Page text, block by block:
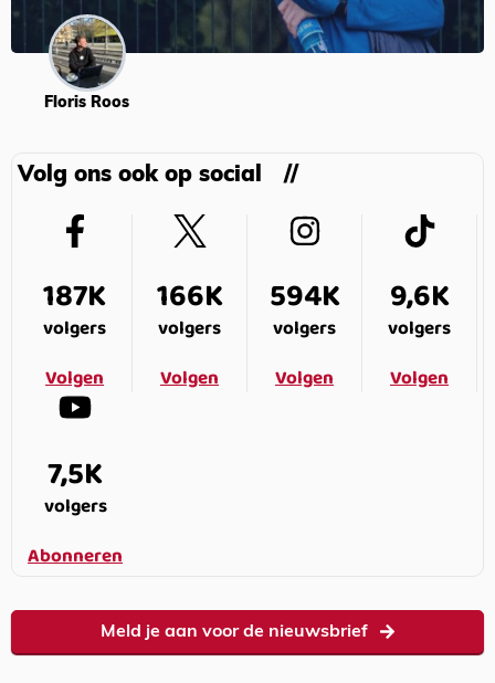
Floris Roos
Volg ons ook op social
187K
volgers
Volgen
166K
volgers
Volgen
594K
volgers
Volgen
9,6K
volgers
Volgen
7,5K
volgers
Abonneren
Meld je aan voor de nieuwsbrief